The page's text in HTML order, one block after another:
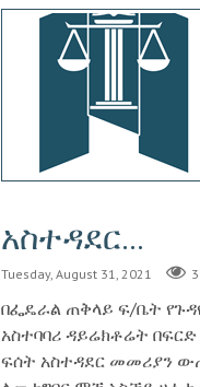
አስተዳደር...
Tuesday, August 31, 2021
በፌዴራል ጠቅላይ ፍ/ቤት
አስተባባሪ ዳይሬክቶሬት
ፍሰት አስተዳደር መመሪያን